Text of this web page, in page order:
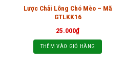
Lược Chải Lông Chó Mèo – Mã
GTLKK16
25.000₫
THÊM VÀO GIỎ HÀNG